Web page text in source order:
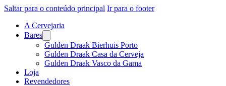
Saltar para o conteúdo principal Ir para o footer
A Cervejaria
Bares
Gulden Draak Bierhuis Porto
Gulden Draak Casa da Cerveja
Gulden Draak Vasco da Gama
Loja
Revendedores